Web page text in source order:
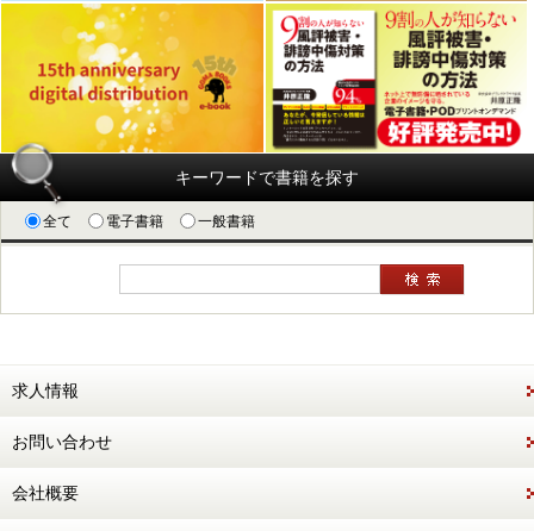
キーワードで書籍を探す
全て 電子書籍 一般書籍
求人情報
お問い合わせ
会社概要